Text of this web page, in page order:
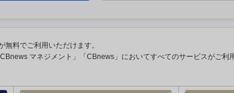
料でご利用いただけます。
マネジメント」「CBnews」においてすべてのサービスがご利